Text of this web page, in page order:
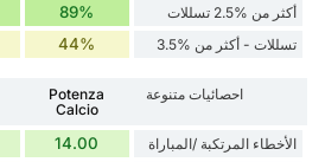
أكثر من %2.5 تسللات 89%
تسللات - أكثر من %3.5 44%
احصائيات متنوعة
Potenza
Calcio
الأخطاء المرتكبة /المباراة 14.00